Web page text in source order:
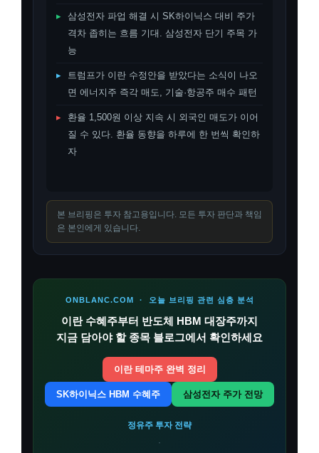
▸
삼성전자 파업 해결 시 SK하이닉스 대비 주가
격차 좁히는 흐름 기대. 삼성전자 단기 주목 가
능
▸
트럼프가 이란 수정안을 받았다는 소식이 나오
면 에너지주 즉각 매도, 기술·항공주 매수 패턴
▸
환율 1,500원 이상 지속 시 외국인 매도가 이어
질 수 있다. 환율 동향을 하루에 한 번씩 확인하
자
본 브리핑은 투자 참고용입니다. 모든 투자 판단과 책임
은 본인에게 있습니다.
ONBLANC.COM · 오늘 브리핑 관련 심층 분석
이란 수혜주부터 반도체 HBM 대장주까지
지금 담아야 할 종목 블로그에서 확인하세요
이란 테마주 완벽 정리
SK하이닉스 HBM 수혜주 삼성전자 주가 전망
정유주 투자 전략
·